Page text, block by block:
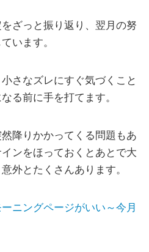
ざっと振り返り、翌月の努
います。
さなズレにすぐ気づくこと
る前に手を打てます。
降りかかってくる問題もあ
ンをほっておくとあとで大
外とたくさんあります。
ニングページがいい～今月